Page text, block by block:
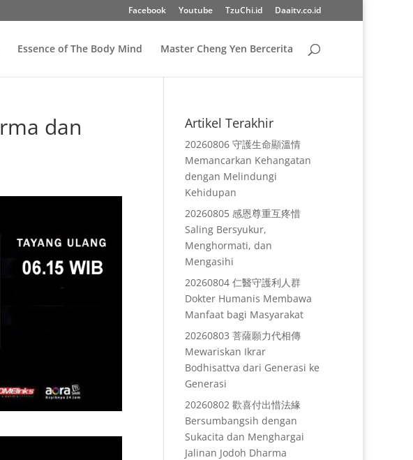
Facebook Youtube TzuChi.id Daaitv.co.id
Essence of The Body Mind Master Cheng Yen Bercerita
dan Artikel Terakhir
20260806 守護生命顯溫情
Memancarkan Kehangatan
dengan Melindungi
Kehidupan
20260805 感恩尊重互疼惜
Saling Bersyukur,
Menghormati, dan
Mengasihi
20260804 仁醫守護利人群
Dokter Humanis Membawa
Manfaat bagi Masyarakat
20260803 菩薩願力代相傳
Mewariskan Ikrar
Bodhisattva dari Generasi ke
Generasi
20260802 歡喜付出惜法緣
Bersumbangsih dengan
Sukacita dan Menghargai
Jalinan Jodoh Dharma